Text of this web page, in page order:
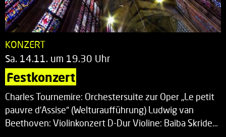
KONZERT
Sa. 14.11. um 19.30 Uhr
Festkonzert
Charles Tournemire: Orchestersuite zur Oper „Le petit
pauvre d’Assise“ (Welturaufführung) Ludwig van
Beethoven: Violinkonzert D-Dur Violine: Baiba Skride…